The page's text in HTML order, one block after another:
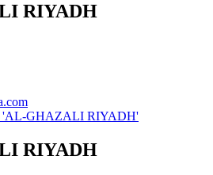
RIYADH
'AL-GHAZALI RIYADH'
RIYADH